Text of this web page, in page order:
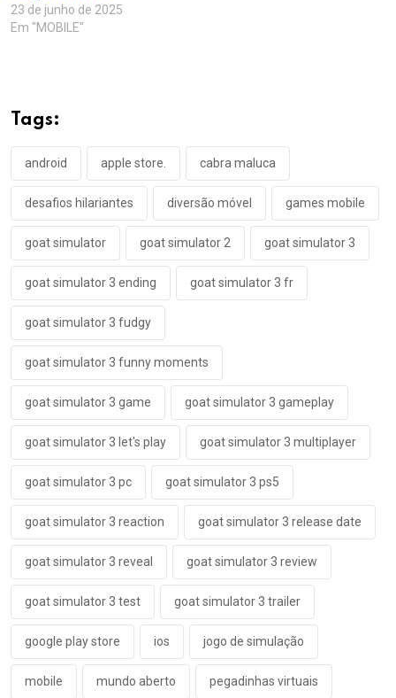
23 de junho de 2025
Em "MOBILE"
Tags:
android apple store. cabra maluca
desafios hilariantes diversão móvel games mobile
goat simulator goat simulator 2 goat simulator 3
goat simulator 3 ending goat simulator 3 fr
goat simulator 3 fudgy
goat simulator 3 funny moments
goat simulator 3 game goat simulator 3 gameplay
goat simulator 3 let's play goat simulator 3 multiplayer
goat simulator 3 pc goat simulator 3 ps5
goat simulator 3 reaction goat simulator 3 release date
goat simulator 3 reveal goat simulator 3 review
goat simulator 3 test goat simulator 3 trailer
google play store ios jogo de simulação
mobile mundo aberto pegadinhas virtuais